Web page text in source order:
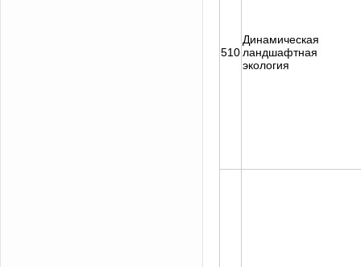
510
Динамическая
ландшафтная
экология